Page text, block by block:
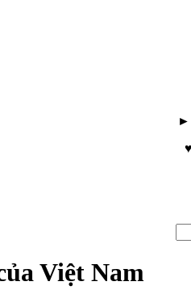
►
Việt Nam